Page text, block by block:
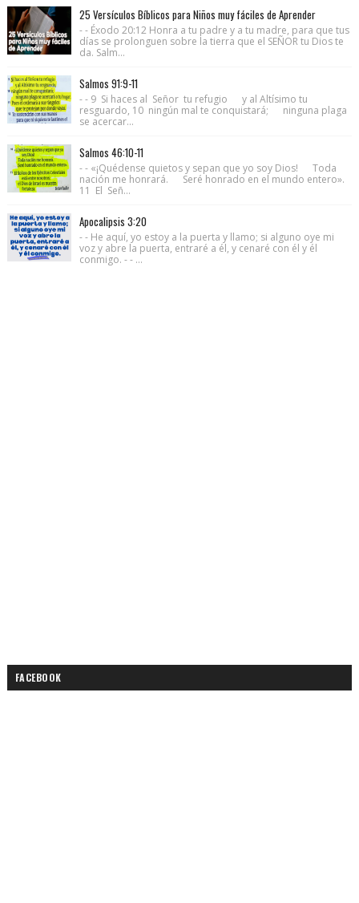
25 Versículos Bíblicos para Niños muy fáciles de Aprender
- - Éxodo 20:12 Honra a tu padre y a tu madre, para que tus
días se prolonguen sobre la tierra que el SEÑOR tu Dios te
da. Salm...
Salmos 91:9-11
- - 9 Si haces al Señor tu refugio y al Altísimo tu
resguardo, 10 ningún mal te conquistará; ninguna plaga
se acercar...
Salmos 46:10-11
- - «¡Quédense quietos y sepan que yo soy Dios! Toda
nación me honrará. Seré honrado en el mundo entero».
11 El Señ...
Apocalipsis 3:20
- - He aquí, yo estoy a la puerta y llamo; si alguno oye mi
voz y abre la puerta, entraré a él, y cenaré con él y él
conmigo. - - ...
FACEBOOK